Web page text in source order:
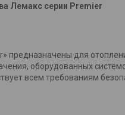
Лемакс серии Premier
для
оборудованных
всем требованиям